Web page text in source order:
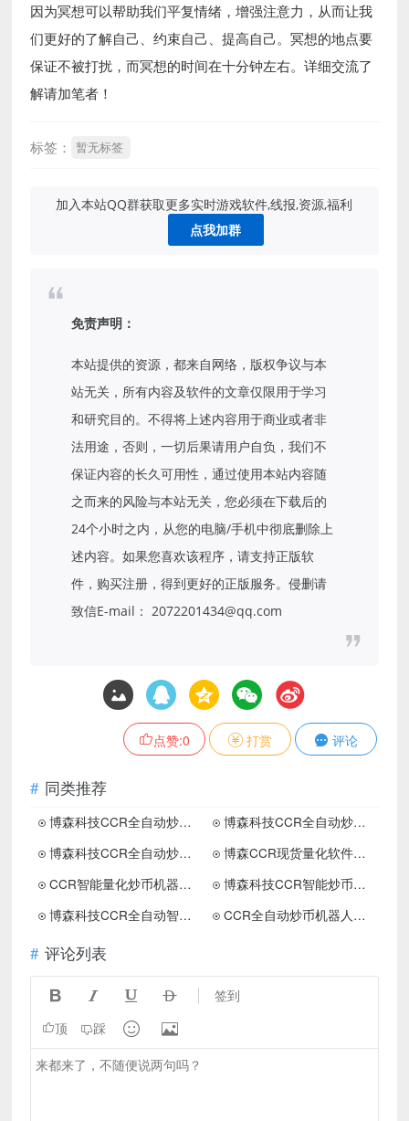
因为冥想可以帮助我们平复情绪，增强注意力，从而让我
们更好的了解自己、约束自己、提高自己。冥想的地点要
保证不被打扰，而冥想的时间在十分钟左右。详细交流了
解请加笔者！
标签： 暂无标签
加入本站QQ群获取更多实时游戏软件,线报,资源,福利
点我加群
免责声明：
本站提供的资源，都来自网络，版权争议与本
站无关，所有内容及软件的文章仅限用于学习
和研究目的。不得将上述内容用于商业或者非
法用途，否则，一切后果请用户自负，我们不
保证内容的长久可用性，通过使用本站内容随
之而来的风险与本站无关，您必须在下载后的
24个小时之内，从您的电脑/手机中彻底删除上
述内容。如果您喜欢该程序，请支持正版软
件，购买注册，得到更好的正版服务。侵删请
致信E-mail： 2072201434@qq.com
评论
打赏
点赞:0
同类推荐
博森科技CCR全自动炒币机器人：探讨比特币赚钱与爆仓的原因
博森科技CCR全自动炒币机器人：比特币的交易模式是什么
博森科技CCR全自动炒币机器人：买卖虚拟货币新手必看
博森CCR现货量化软件：在买币之前一定多问自己几个问题
CCR智能量化炒币机器人：长期的投资胜利来自正确的哲学
博森科技CCR智能炒币机器人：佛系炒币是哪类人呢
博森科技CCR全自动智能炒币机器人：虚拟货币交易规则是什么
CCR全自动炒币机器人：量化软件是普通人参与币圈赚钱的外挂
评论列表
    签到
顶 踩  